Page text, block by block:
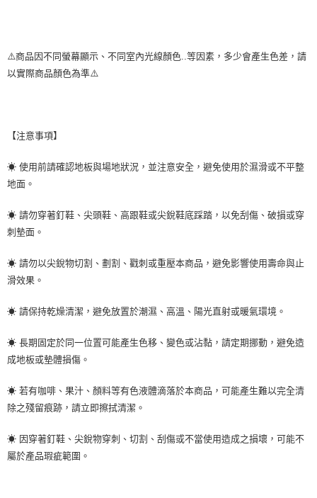
⚠️商品因不同螢幕顯示、不同室內光線顏色..等因素，多少會產生色差，請
以實際商品顏色為準⚠️
【注意事項】
☀ 使用前請確認地板與場地狀況，並注意安全，避免使用於濕滑或不平整
地面。
☀ 請勿穿著釘鞋、尖頭鞋、高跟鞋或尖銳鞋底踩踏，以免刮傷、破損或穿
刺墊面。
☀ 請勿以尖銳物切割、劃割、戳刺或重壓本商品，避免影響使用壽命與止
滑效果。
☀ 請保持乾燥清潔，避免放置於潮濕、高溫、陽光直射或暖氣環境。
☀ 長期固定於同一位置可能產生色移、變色或沾黏，請定期挪動，避免造
成地板或墊體損傷。
☀ 若有咖啡、果汁、顏料等有色液體滴落於本商品，可能產生難以完全清
除之殘留痕跡，請立即擦拭清潔。
☀ 因穿著釘鞋、尖銳物穿刺、切割、刮傷或不當使用造成之損壞，可能不
屬於產品瑕疵範圍。